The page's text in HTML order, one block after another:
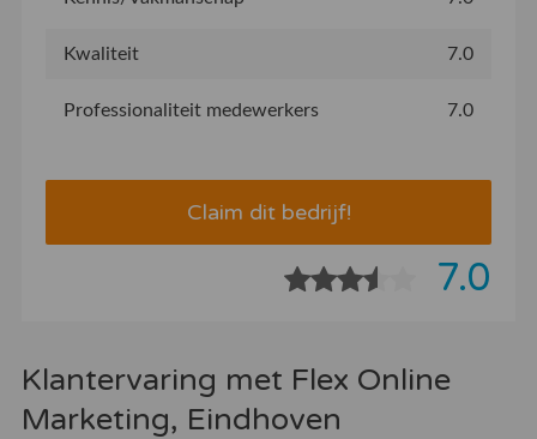
Kwaliteit 7.0
Professionaliteit medewerkers 7.0
Claim dit bedrijf!
7.0
Klantervaring met Flex Online
Marketing, Eindhoven